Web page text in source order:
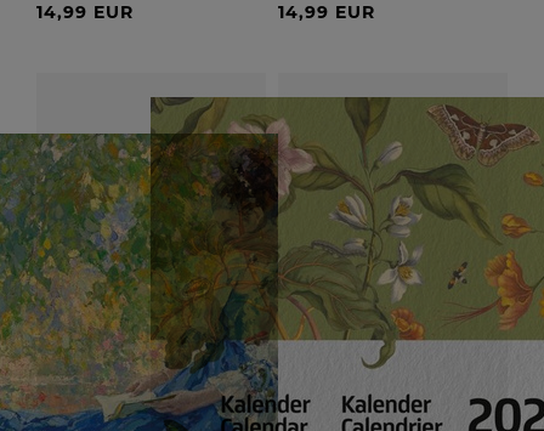
14,99 EUR 14,99 EUR